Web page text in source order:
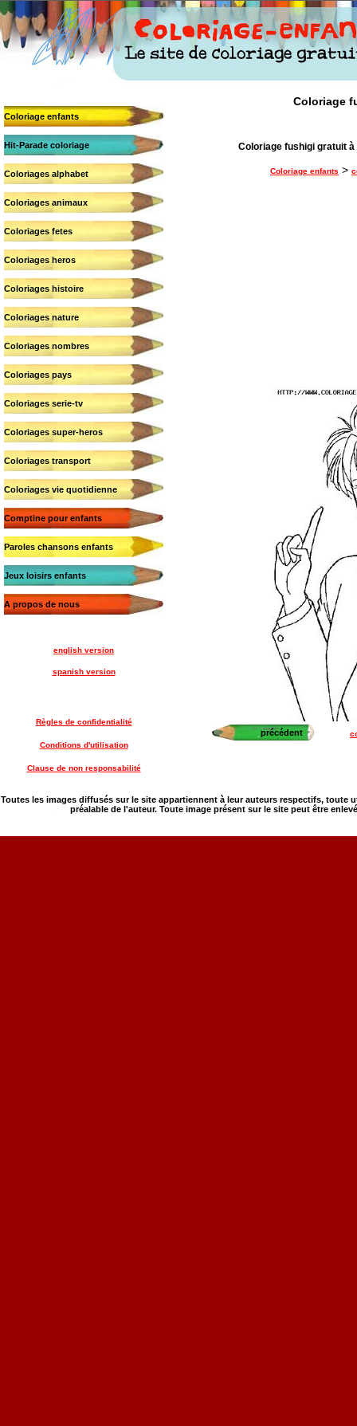
Coloriage enfants
Hit-Parade coloriage
Coloriages alphabet
Coloriages animaux
Coloriages fetes
Coloriages heros
Coloriages histoire
Coloriages nature
Coloriages nombres
Coloriages pays
Coloriages serie-tv
Coloriages super-heros
Coloriages transport
Coloriages vie quotidienne
Comptine pour enfants
Paroles chansons enfants
Jeux loisirs enfants
A propos de nous
english version
spanish version
Règles de confidentialité
Conditions d'utilisation
Clause de non responsabilité
Coloriage
Coloriage fushigi gratuit
Coloriage enfants >
précédent
Toutes les images diffusés sur le site appartiennent à leur auteurs respectifs,
préalable de l'auteur. Toute image présent sur le site peut être